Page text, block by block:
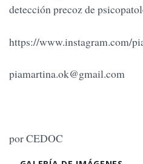
detección precoz de
https://www.instagram.com/
piamartina.ok@gmail.com
por CEDOC